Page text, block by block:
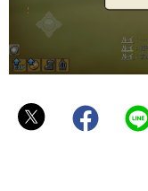
会